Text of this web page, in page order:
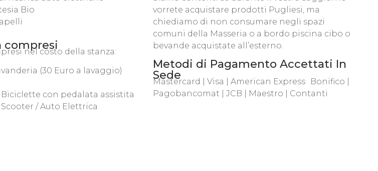
Bio
compresi
nel costo della stanza:
(30 Euro a lavaggio)
con pedalata assistita
/ Auto Elettrica
vorrete acquistare prodotti Pugliesi, ma
chiediamo di non consumare negli spazi
comuni della Masseria o a bordo piscina cibo o
bevande acquistate all’esterno.
Metodi di Pagamento Accettati In
Sede
Mastercard | Visa | American Express Bonifico |
Pagobancomat | JCB | Maestro | Contanti